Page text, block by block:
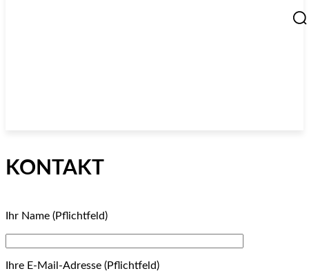
KONTAKT
Ihr Name (Pflichtfeld)
Ihre E-Mail-Adresse (Pflichtfeld)